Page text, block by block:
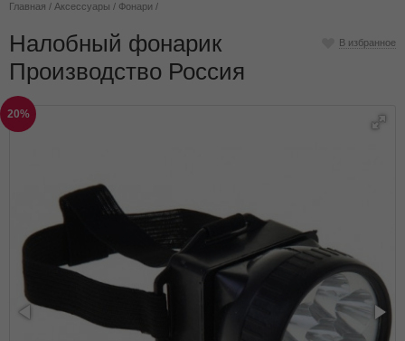
Главная / Аксессуары / Фонари /
Налобный фонарик
Производство Россия
В избранное
20%